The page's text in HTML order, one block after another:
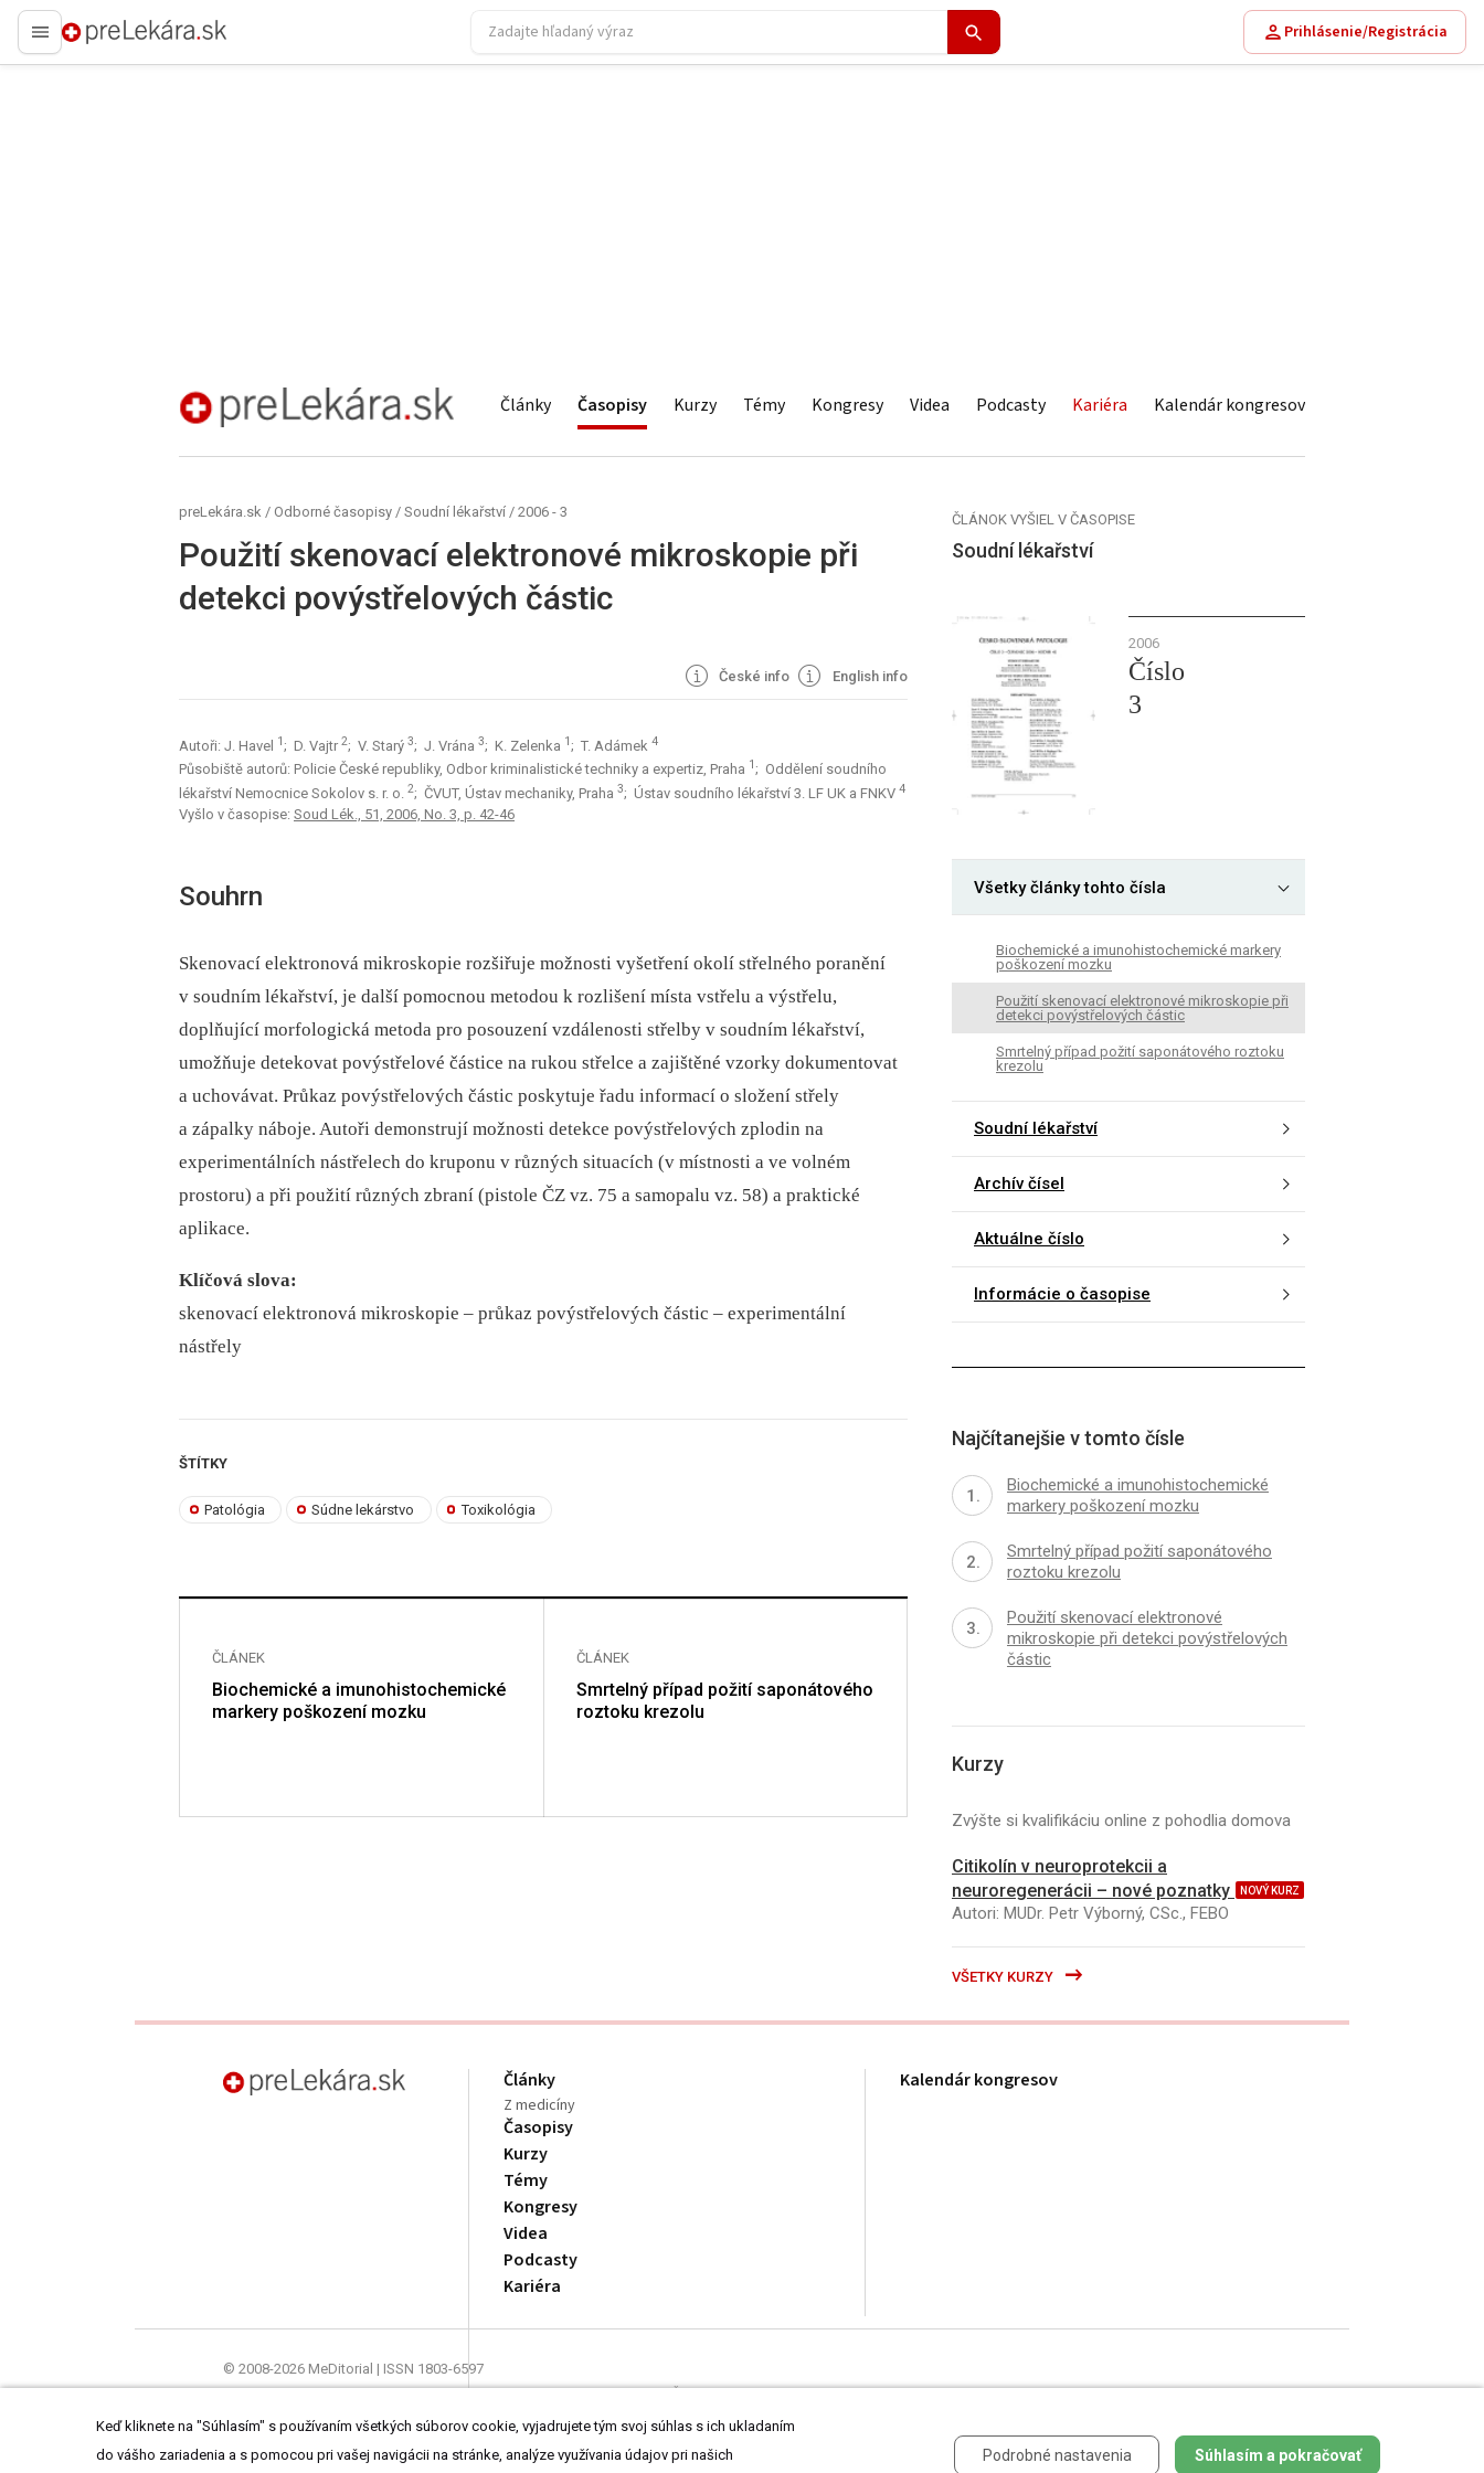
preLekára.sk
Prihlásenie/Registrácia
preLekára.sk Články Časopisy Kurzy Témy Kongresy Videa Podcasty Kariéra Kalendár kongresov
preLekára.sk / Odborné časopisy / Soudní lékařství / 2006 - 3
Použití skenovací elektronové mikroskopie při
detekci povýstřelových částic
České info English info
Autoři: J. Havel 1 ; D. Vajtr 2; V. Starý 3; J. Vrána 3; K. Zelenka 1 ; T. Adámek 4
Působiště autorů: Policie České republiky, Odbor kriminalistické techniky a expertiz, Praha 1 ; Oddělení soudního
lékařství Nemocnice Sokolov s. r. o. 2; ČVUT, Ústav mechaniky, Praha 3; Ústav soudního lékařství 3. LF UK a FNKV 4
Vyšlo v časopise: Soud Lék., 51, 2006, No. 3, p. 42-46
Souhrn
Skenovací elektronová mikroskopie rozšiřuje možnosti vyšetření okolí střelného poranění
v soudním lékařství, je další pomocnou metodou k rozlišení místa vstřelu a výstřelu,
doplňující morfologická metoda pro posouzení vzdálenosti střelby v soudním lékařství,
umožňuje detekovat povýstřelové částice na rukou střelce a zajištěné vzorky dokumentovat
a uchovávat. Průkaz povýstřelových částic poskytuje řadu informací o složení střely
a zápalky náboje. Autoři demonstrují možnosti detekce povýstřelových zplodin na
experimentálních nástřelech do kruponu v různých situacích (v místnosti a ve volném
prostoru) a při použití různých zbraní (pistole ČZ vz. 75 a samopalu vz. 58) a praktické
aplikace.
Klíčová slova:
skenovací elektronová mikroskopie –⁠ průkaz povýstřelových částic –⁠ experimentální
nástřely
ŠTÍTKY
Patológia Súdne lekárstvo Toxikológia
ČLÁNEK
Biochemické a imunohistochemické
markery poškození mozku
ČLÁNEK
Smrtelný případ požití saponátového
roztoku krezolu
ČLÁNOK VYŠIEL V ČASOPISE
Soudní lékařství
2006
Číslo
3
Všetky články tohto čísla
Biochemické a imunohistochemické markery
poškození mozku
Použití skenovací elektronové mikroskopie při
detekci povýstřelových částic
Smrtelný případ požití saponátového roztoku
krezolu
Soudní lékařství
Archív čísel
Aktuálne číslo
Informácie o časopise
Najčítanejšie v tomto čísle
Biochemické a imunohistochemické
markery poškození mozku
Smrtelný případ požití saponátového
roztoku krezolu
Použití skenovací elektronové
mikroskopie při detekci povýstřelových
částic
Kurzy
Zvýšte si kvalifikáciu online z pohodlia domova
Citikolín v neuroprotekcii a
neuroregenerácii – nové poznatky
NOVÝ KURZ
Autori: MUDr. Petr Výborný, CSc., FEBO
VŠETKY KURZY
Články
Z medicíny
Časopisy
Kurzy
Témy
Kongresy
Videa
Podcasty
Kariéra
Kalendár kongresov
© 2008-2026 MeDitorial | ISSN 1803-6597
Keď kliknete na "Súhlasím" s používaním všetkých súborov cookie, vyjadrujete tým svoj súhlas s ich ukladaním
do vášho zariadenia a s pomocou pri vašej navigácii na stránke, analýze využívania údajov pri našich
Podrobné nastavenia Súhlasím a pokračovať